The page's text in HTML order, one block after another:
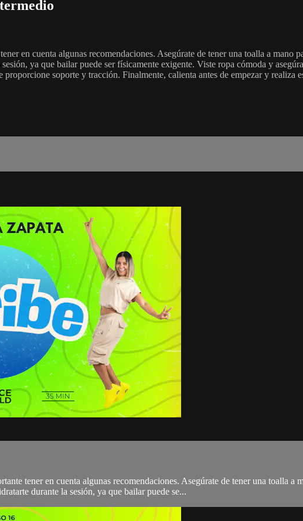
en cuenta algunas recomendaciones. Asegúrate de tener una toalla a mano
ya que bailar puede ser físicamente exigente. Viste ropa cómoda y
soporte y tracción. Finalmente, calienta antes de empezar y
tener en cuenta algunas recomendaciones. Asegúrate de tener una toalla a
durante la sesión, ya que bailar puede se...